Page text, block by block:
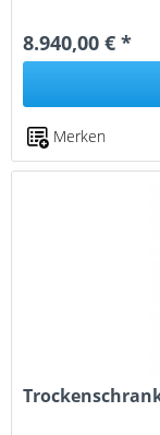
8.940,00 € *
Merken